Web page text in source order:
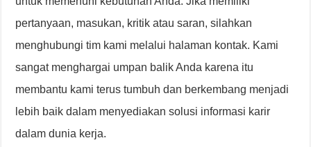
pertanyaan, masukan, kritik atau saran, silahkan
menghubungi tim kami melalui halaman kontak. Kami
sangat menghargai umpan balik Anda karena itu
membantu kami terus tumbuh dan berkembang menjadi
lebih baik dalam menyediakan solusi informasi karir
dalam dunia kerja.